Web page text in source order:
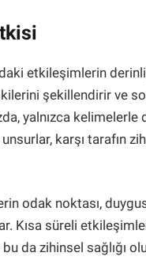
etkileşimlerin
şekillendirir ve
yalnızca kelimelerle
karşı tarafın
odak noktası,
Kısa süreli
da zihinsel sağlığı